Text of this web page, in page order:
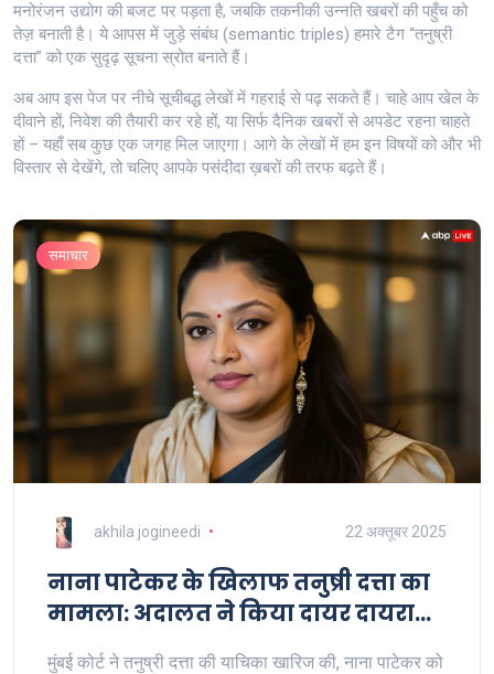
मनोरंजन उद्योग की बजट पर पड़ता है, जबकि तकनीकी उन्नति खबरों की पहुँच को
तेज़ बनाती है। ये आपस में जुड़े संबंध (semantic triples) हमारे टैग “तनुष्री
दत्ता” को एक सुदृढ़ सूचना स्रोत बनाते हैं।
अब आप इस पेज पर नीचे सूचीबद्ध लेखों में गहराई से पढ़ सकते हैं। चाहे आप खेल के
दीवाने हों, निवेश की तैयारी कर रहे हों, या सिर्फ दैनिक खबरों से अपडेट रहना चाहते
हों – यहाँ सब कुछ एक जगह मिल जाएगा। आगे के लेखों में हम इन विषयों को और भी
विस्तार से देखेंगे, तो चलिए आपके पसंदीदा ख़बरों की तरफ बढ़ते हैं।
समाचार
akhila jogineedi 22 अक्तूबर 2025
नाना पाटेकर के खिलाफ तनुष्री दत्ता का
मामला: अदालत ने किया दायर दायरा
बाहर घोषित
मुंबई कोर्ट ने तनुष्री दत्ता की याचिका खारिज की, नाना पाटेकर को